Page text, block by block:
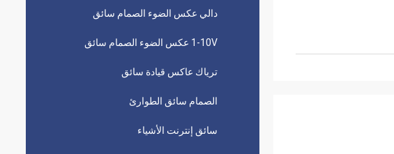
دالي عكس الضوء الصمام سائق
1-10V عكس الضوء الصمام سائق
ترياك عاكس قيادة سائق
الصمام سائق الطوارئ
سائق إنترنت الأشياء